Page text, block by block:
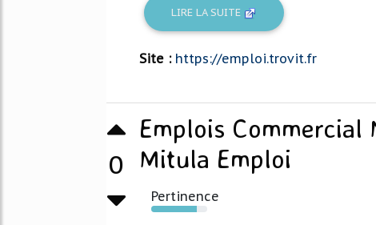
LIRE LA SUITE
Site : https://emploi.trovit.fr
0
Emplois
Mitula Emploi
Pertinence
82%